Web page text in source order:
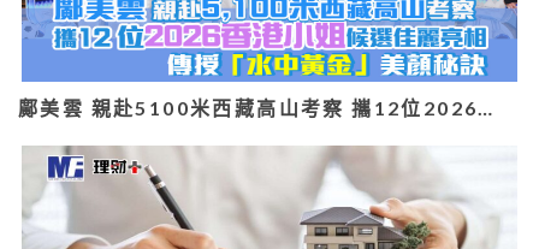
鄺美雲 親赴5100米西藏高山考察 攜12位2026…